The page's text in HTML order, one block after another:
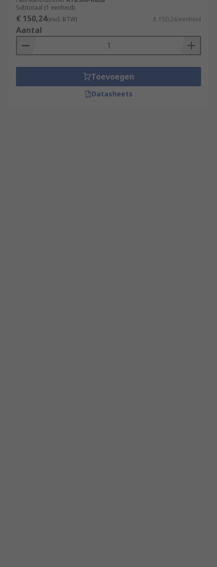
Subtotaal (1 eenheid)
€ 150,24(excl. BTW) € 150,24/eenheid
Aantal
Toevoegen
Datasheets